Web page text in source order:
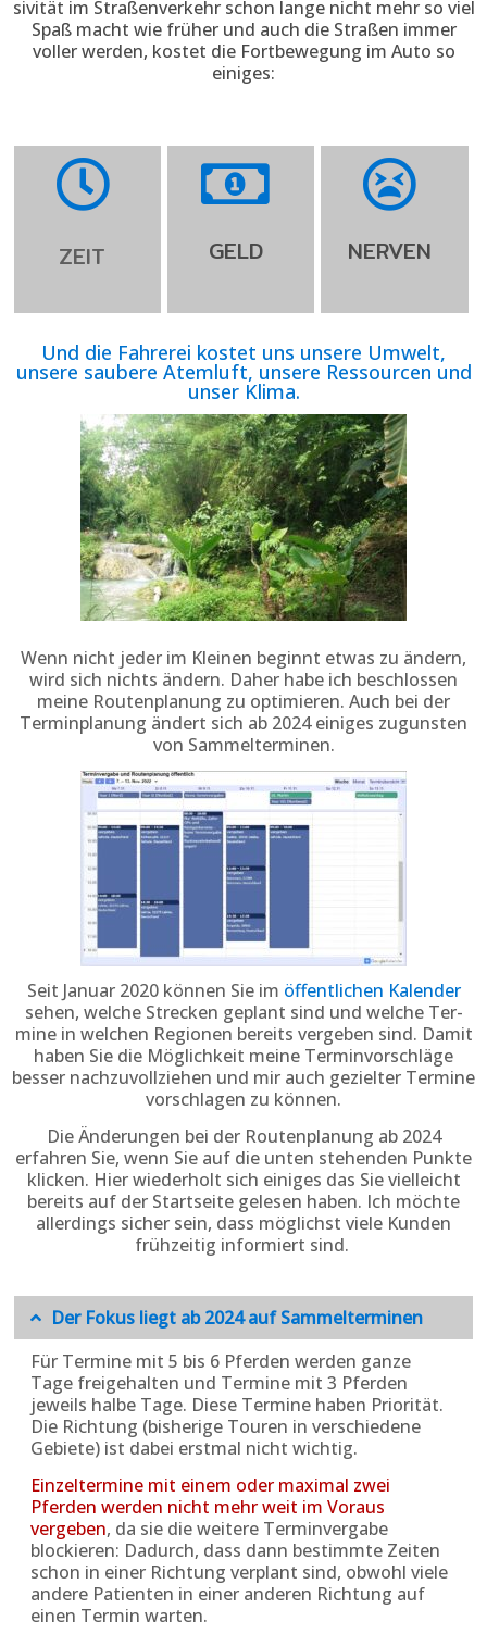
sivi­tät im Straßen­verkehr schon lange nicht mehr so viel
Spaß macht wie früher und auch die Straßen immer
voller werden, kostet die Fort­bewe­gung im Auto so
einiges:
ZEIT GELD NERVEN
Und die Fahrerei kostet uns unsere Umwelt,
unsere saubere Atem­luft, unsere Res­sour­cen und
unser Klima.
Wenn nicht jeder im Kleinen beginnt etwas zu ändern,
wird sich nichts ändern. Daher habe ich beschlos­sen
meine Routen­planung zu optimieren. Auch bei der
Terminplanung ändert sich ab 2024 einiges zugunsten
von Sammelterminen.
Seit Januar 2020 können Sie im öffent­lichen Kalender
sehen, welche Strecken ge­plant sind und welche Ter­
mine in welchen Regionen bereits ver­geben sind. Damit
haben Sie die Möglich­keit meine Termin­vor­schläge
besser nachzu­voll­ziehen und mir auch gezielter Termine
vor­schlagen zu können.
Die Änderungen bei der Routenplanung ab 2024
erfahren Sie, wenn Sie auf die unten stehenden Punkte
klicken. Hier wiederholt sich einiges das Sie vielleicht
bereits auf der Startseite gelesen haben. Ich möchte
allerdings sicher sein, dass möglichst viele Kunden
frühzeitig informiert sind.
Der Fokus liegt ab 2024 auf Sammelterminen
Für Termine mit 5 bis 6 Pferden werden ganze
Tage freigehalten und Termine mit 3 Pferden
jeweils halbe Tage. Diese Termine haben Priorität.
Die Richtung (bisherige Touren in verschiedene
Gebiete) ist dabei erstmal nicht wichtig.
Einzeltermine mit einem oder maximal zwei
Pferden werden nicht mehr weit im Voraus
vergeben, da sie die weitere Terminvergabe
blockieren: Dadurch, dass dann bestimmte Zeiten
schon in einer Richtung verplant sind, obwohl viele
andere Patienten in einer anderen Richtung auf
einen Termin warten.